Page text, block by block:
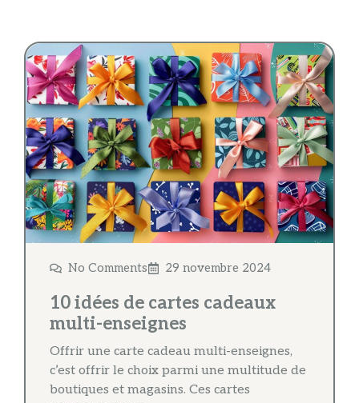
No Comments 29 novembre 2024
10 idées de cartes cadeaux
multi-enseignes
Offrir une carte cadeau multi-enseignes,
c’est offrir le choix parmi une multitude de
boutiques et magasins. Ces cartes